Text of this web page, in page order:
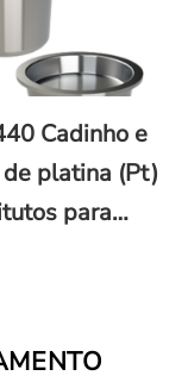
Cadinho e
platina (Pt)
para